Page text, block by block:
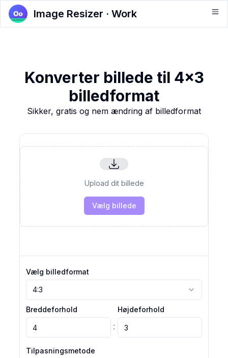
Image Resizer · Work
Konverter billede til 4x3
billedformat
Sikker, gratis og nem ændring af billedformat
Upload dit billede
Vælg billede
Vælg billedformat
4:3
Breddeforhold
:
Højdeforhold
Tilpasningsmetode